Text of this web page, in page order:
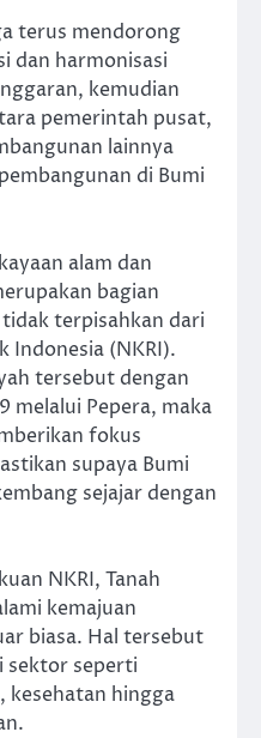
terus mendorong
dan harmonisasi
kemudian
pemerintah pusat,
lainnya
di Bumi
alam dan
bagian
terpisahkan dari
Indonesia (NKRI).
tersebut dengan
melalui Pepera, maka
fokus
supaya Bumi
sejajar dengan
NKRI, Tanah
kemajuan
biasa. Hal tersebut
sektor seperti
hingga